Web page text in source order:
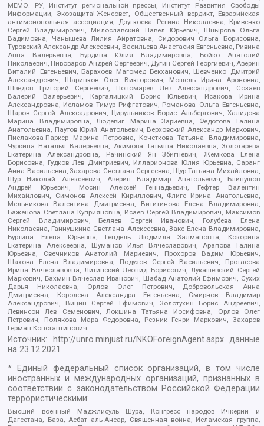
МЕМО. РУ, Институт региональной прессы, Институт Развития Свободы
Информации, Экозащита!-Женсовет, Общественный вердикт, Евразийская
антимонопольная ассоциация, Дзугкоева Регина Николаевна, Кривенко
Сергей Владимирович, Милославский Павел Юрьевич, Шнырова Ольга
Вадимовна, Чанышева Лилия Айратовна, Сидорович Ольга Борисовна,
Туровский Александр Алексеевич, Васильева Анастасия Евгеньевна, Ривина
Анна Валерьевна, Бурдина Юлия Владимировна, Бойко Анатолий
Николаевич, Пивоваров Андрей Сергеевич, Дугин Сергей Георгиевич, Аверин
Виталий Евгеньевич, Барахоев Магомед Бекханович, Шевченко Дмитрий
Александрович, Шарипков Олег Викторович, Мошель Ирина Ароновна,
Шведов Григорий Сергеевич, Пономарев Лев Александрович, Созаев
Валерий Валерьевич, Каргалицкий Борис Юльевич, Исакова Ирина
Александровна, Исламов Тимур Рифгатович, Романова Ольга Евгеньевна,
Щаров Сергей Алексадрович, Цирульников Борис Альбертович, Халидова
Марина Владимировна, Людевиг Марина Зариевна, Федотова Галина
Анатольевна, Паутов Юрий Анатольевич, Верховский Александр Маркович,
Пислакова-Паркер Марина Петровна, Кочеткова Татьяна Владимировна,
Чуркина Наталья Валерьевна, Акимова Татьяна Николаевна, Золотарева
Екатерина Александровна, Рачинский Ян Збигневич, Жемкова Елена
Борисовна, Гудков Лев Дмитриевич, Илларионова Юлия Юрьевна, Саранг
Анна Васильевна, Захарова Светлана Сергеевна, Щур Татьяна Михайловна,
Щур Николай Алексеевич, Аверин Владимир Анатольевич, Блинушов
Андрей Юрьевич, Мосин Алексей Геннадьевич, Гефтер Валентин
Михайлович, Симонов Алексей Кириллович, Флиге Ирина Анатольевна,
Мельникова Валентина Дмитриевна, Вититинова Елена Владимировна,
Баженова Светлана Куприяновна, Исаев Сергей Владимирович, Максимов
Сергей Владимирович, Беляев Сергей Иванович, Голубева Елена
Николаевна, Ганнушкина Светлана Алексеевна, Закс Елена Владимировна,
Буртина Елена Юрьевна, Гендель Людмила Залмановна, Кокорина
Екатерина Алексеевна, Шуманов Илья Вячеславович, Арапова Галина
Юрьевна, Свечников Анатолий Мариевич, Прохоров Вадим Юрьевич,
Шахова Елена Владимировна, Подузов Сергей Васильевич, Протасова
Ирина Вячеславовна, Литинский Леонид Борисович, Лукашевский Сергей
Маркович, Бахмин Вячеслав Иванович, Шабад Анатолий Ефимович, Сухих
Дарья Николаевна, Орлов Олег Петрович, Добровольская Анна
Дмитриевна, Королева Александра Евгеньевна, Смирнов Владимир
Александрович, Вицин Сергей Ефимович, Золотухин Борис Андреевич,
Левинсон Лев Семенович, Локшина Татьяна Иосифовна, Орлов Олег
Петрович, Полякова Мара Федоровна, Резник Генри Маркович, Захаров
Герман Константинович
Источник: http://unro.minjust.ru/NKOForeignAgent.aspxданные
на23.12.2021
* Единый федеральный список организаций, в том числе
иностранных и международных организаций, признанных в
соответствии с законодательством Российской Федерации
террористическими:
Высший военный Маджлисуль Шура, Конгресс народов Ичкерии и
Дагестана, База, Асбат аль-Ансар, Священная война, Исламская группа,